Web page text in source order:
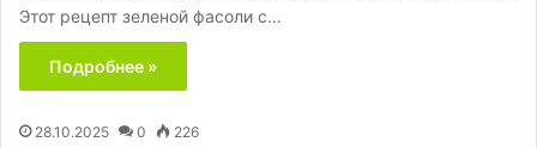
Этот рецепт зеленой фасоли с…
Подробнее »
28.10.2025 0 226